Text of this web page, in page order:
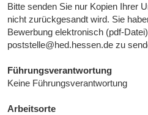
Bitte senden Sie nur Kopien Ihrer
nicht zurückgesandt wird. Sie
Bewerbung elektronisch (pdf-
poststelle@hed.hessen.de zu
Führungsverantwortung
Keine Führungsverantwortung
Arbeitsorte